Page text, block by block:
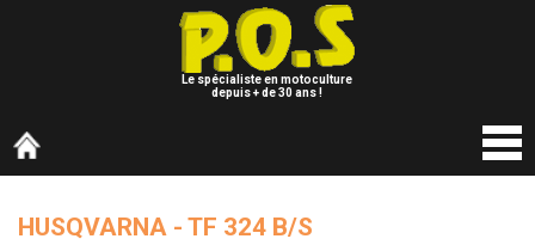
Le spécialiste en motoculture
depuis + de 30 ans !
HUSQVARNA - TF 324 B/S